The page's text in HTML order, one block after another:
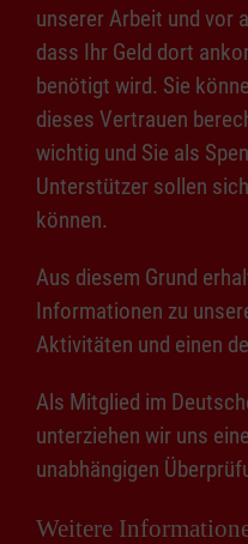
unserer Arbeit und vor
dass Ihr Geld dort
benötigt wird. Sie
dieses Vertrauen
wichtig und Sie als
Unterstützer sollen
können.
Aus diesem Grund
Informationen zu
Aktivitäten und einen
Als Mitglied im
unterziehen wir uns
unabhängigen
Weitere